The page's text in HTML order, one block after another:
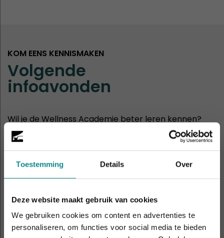
Toestemming Details Over
Deze website maakt gebruik van cookies
We gebruiken cookies om content en advertenties te
personaliseren, om functies voor social media te bieden
KOM EENS KENNISMAKEN
Volgende
infoavonden
Wil je de Wellness Academie beter leren kennen?
Dan ben je van harte welkom op onze infoavonden
of opendagen.
30
aug
Hasselt
11:00 - 14:00
2
sep
Rotterdam
19:00 - 21:00